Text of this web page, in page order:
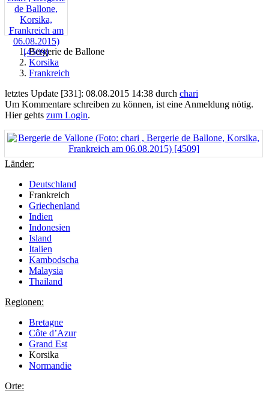
Bergerie de Ballone
Korsika
Frankreich
letztes Update [331]: 08.08.2015 14:38 durch chari
Um Kommentare schreiben zu können, ist eine Anmeldung nötig.
Hier gehts zum Login.
Länder:
Deutschland
Frankreich
Griechenland
Indien
Indonesien
Island
Italien
Kambodscha
Malaysia
Thailand
Regionen:
Bretagne
Côte d’Azur
Grand Est
Korsika
Normandie
Orte: